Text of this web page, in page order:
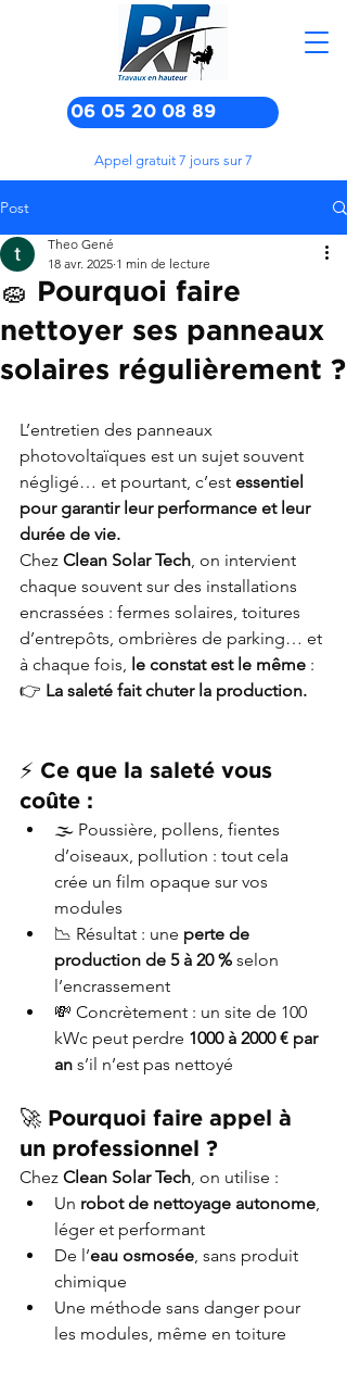
Appel gratuit 7 jours sur 7
06 05 20 08 89
Post
🧽 Pourquoi faire
nettoyer ses panneaux
solaires régulièrement ?
Theo Gené
18 avr. 2025 1 min de lecture
L’entretien des panneaux
photovoltaïques est un sujet souvent
négligé… et pourtant, c’est essentiel
pour garantir leur performance et leur
durée de vie.
Chez Clean Solar Tech, on intervient
chaque souvent sur des installations
encrassées : fermes solaires, toitures
d’entrepôts, ombrières de parking… et
à chaque fois, le constat est le même :
👉 La saleté fait chuter la production.
⚡ Ce que la saleté vous
coûte :
🌫️ Poussière, pollens, fientes
d’oiseaux, pollution : tout cela
crée un film opaque sur vos
modules
📉 Résultat : une perte de
production de 5 à 20 % selon
l’encrassement
💸 Concrètement : un site de 100
kWc peut perdre 1000 à 2000 € par
an s’il n’est pas nettoyé
🚀 Pourquoi faire appel à
un professionnel ?
Chez Clean Solar Tech, on utilise :
Un robot de nettoyage autonome,
léger et performant
De l’eau osmosée, sans produit
chimique
Une méthode sans danger pour
les modules, même en toiture